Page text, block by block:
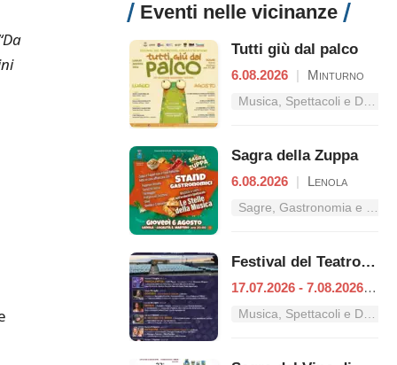
Eventi nelle vicinanze
Tutti giù dal palco
6.08.2026 | Minturno
Musica, Spettacoli e Danza nel Lazio
Sagra della Zuppa
6.08.2026 | Lenola
Sagre, Gastronomia e Tradizioni nel Lazio
Festival del Teatro classico
17.07.2026 - 7.08.2026
|
Musica, Spettacoli e Danza nel Lazio